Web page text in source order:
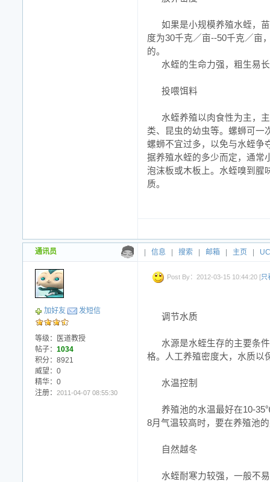
如果是小规模养殖水蛭，
度为30千克／亩--50千克／亩
的。
水蛭的生命力强，粗生易
投喂饵料
水蛭养殖以肉食性为主，
类、昆虫的幼虫等。螺蛳可一
螺蛳不宜过多，以免与水蛭争
据养殖水蛭的多少而定，通常
泡沫板或木板上。水蛭嗅到腥
质。
通讯员 信息 搜索 邮箱 主页 UC
加好友 发短信
等级：医道教授
帖子： 1034
积分：8921
威望：0
精华：0
注册： 2011-04-07 08:55:30
Post By：2012-03-15 10:44:20 [只
调节水质
水源是水蛭生存的主要条
格。人工养殖密度大，水质以
水温控制
养殖池的水温最好在10-
8月气温较高时，要在养殖池
自然越冬
水蛭耐寒力较强，一般不